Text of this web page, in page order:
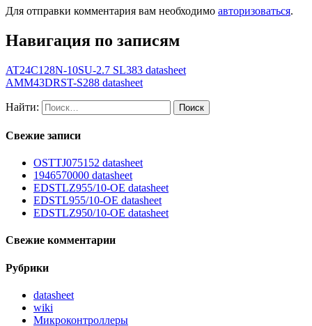
Для отправки комментария вам необходимо авторизоваться.
Навигация по записям
AT24C128N-10SU-2.7 SL383 datasheet
AMM43DRST-S288 datasheet
Найти:
Свежие записи
OSTTJ075152 datasheet
1946570000 datasheet
EDSTLZ955/10-OE datasheet
EDSTL955/10-OE datasheet
EDSTLZ950/10-OE datasheet
Свежие комментарии
Рубрики
datasheet
wiki
Микроконтроллеры